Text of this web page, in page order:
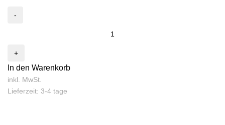
In den Warenkorb
inkl. MwSt.
Lieferzeit: 3-4 tage